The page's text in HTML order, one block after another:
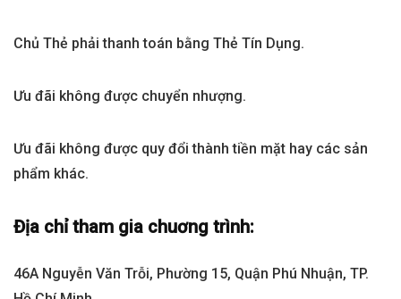
Chủ Thẻ phải thanh toán bằng Thẻ Tín Dụng.
Ưu đãi không được chuyển nhượng.
Ưu đãi không được quy đổi thành tiền mặt hay các sản
phẩm khác.
Địa chỉ tham gia chuơng trình:
46A Nguyễn Văn Trỗi, Phường 15, Quận Phú Nhuận, TP.